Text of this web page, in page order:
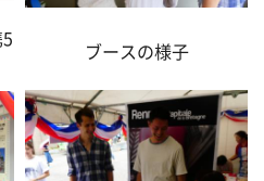
ブースの様子